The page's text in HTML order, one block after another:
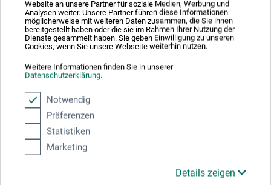
Website an unsere Partner für soziale Medien, Werbung und
Analysen weiter. Unsere Partner führen diese Informationen
möglicherweise mit weiteren Daten zusammen, die Sie ihnen
bereitgestellt haben oder die sie im Rahmen Ihrer Nutzung der
Dienste gesammelt haben. Sie geben Einwilligung zu unseren
Cookies, wenn Sie unsere Webseite weiterhin nutzen.
Weitere Informationen finden Sie in unserer
Datenschutzerklärung.
Notwendig
Präferenzen
Statistiken
Marketing
Details zeigen
fertigen Motiv Lerne vom Profi: Maxim Simonenkov teilt
sein Wissen zu Figurenzeichnen, allen wichtigen
Techniken und Materialien sowie viele Tipps und Tricks
Michael Fischer 2025
Produktbewertungen (0)